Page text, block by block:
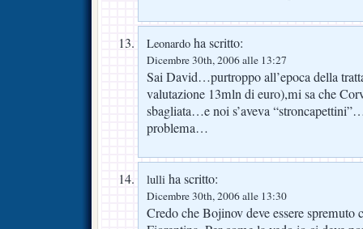
Leonardo ha scritto:
Dicembre 30th, 2006 alle 13:27
Sai David…purtroppo all’epoca della
valutazione 13mln di euro),mi sa che
sbagliata…e noi s’aveva
problema…
lulli ha scritto:
Dicembre 30th, 2006 alle 13:30
Credo che Bojinov deve essere spremuto